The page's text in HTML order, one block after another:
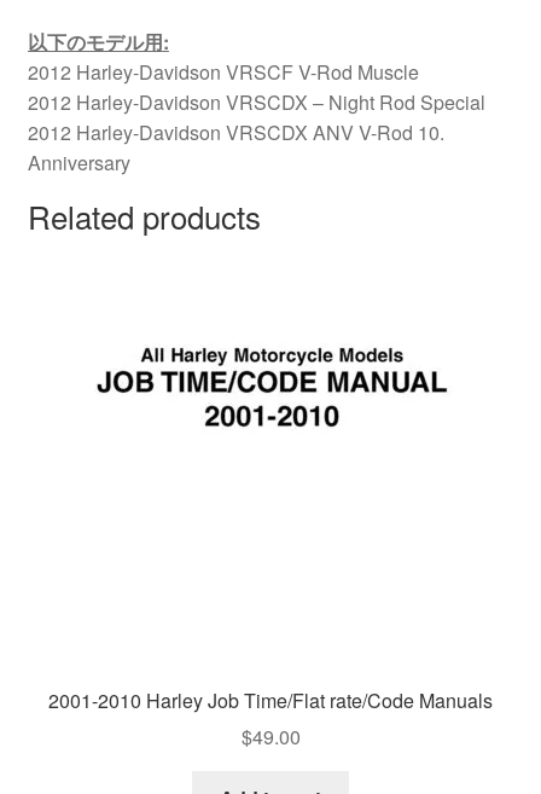
以下のモデル用:
2012 Harley-Davidson VRSCF V-Rod Muscle
2012 Harley-Davidson VRSCDX – Night Rod Special
2012 Harley-Davidson VRSCDX ANV V-Rod 10.
Anniversary
Related products
2001-2010 Harley Job Time/Flat rate/Code Manuals
$49.00